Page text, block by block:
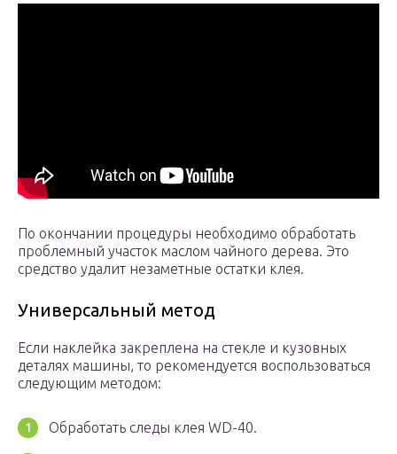
По окончании процедуры необходимо обработать
проблемный участок маслом чайного дерева. Это
средство удалит незаметные остатки клея.
Универсальный метод
Если наклейка закреплена на стекле и кузовных
деталях машины, то рекомендуется воспользоваться
следующим методом:
Обработать следы клея WD-40.